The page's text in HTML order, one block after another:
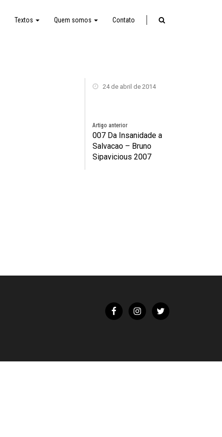
Textos Quem somos Contato
24 de abril de 2014
Artigo anterior
007 Da Insanidade a
Salvacao – Bruno
Sipavicious 2007